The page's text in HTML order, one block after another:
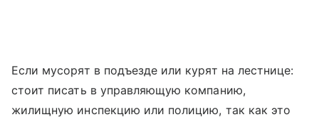
Если мусорят в подъезде или курят на лестнице:
стоит писать в управляющую компанию,
жилищную инспекцию или полицию, так как это